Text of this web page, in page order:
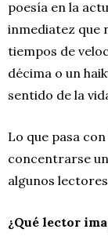
poesía en la
inmediatez que
tiempos de
décima o un
sentido de la
Lo que pasa
concentrarse
algunos
¿Qué lector